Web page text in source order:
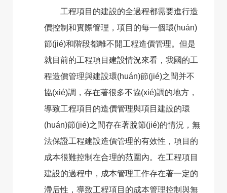
工程項目的建設的全過程都需要進行造
價控制和實際管理，項目的每一個環(huán)
節(jié)和階段都離不開工程造價管理。但是
就目前的工程項目建設情況來看，我國的工
程造價管理與建設環(huán)節(jié)之間并不
協(xié)調，存在著很多不協(xié)調的地方，
導致工程項目的造價管理與項目建設的環
(huán)節(jié)之間存在著脫節(jié)的情況，無
法保證工程建設造價管理的有效性，項目的
成本很難控制在合理的范圍內。在工程項目
建設的過程中，成本管理工作存在著一定的
滯后性，導致工程項目的成本管理控制與無